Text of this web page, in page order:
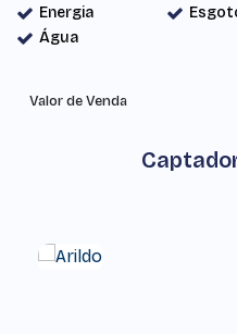
Energia
Água
Valor de Venda